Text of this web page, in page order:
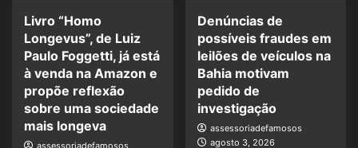
Livro “Homo
Longevus”, de Luiz
Paulo Foggetti, já está
à venda na Amazon e
propõe reflexão
sobre uma sociedade
mais longeva
assessoriadefamosos
Denúncias de
possíveis fraudes em
leilões de veículos na
Bahia motivam
pedido de
investigação
assessoriadefamosos
agosto 3, 2026